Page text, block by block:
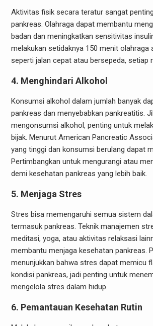
Aktivitas fisik secara teratur sangat
pankreas. Olahraga dapat membantu
badan dan meningkatkan sensitivitas
melakukan setidaknya 150 menit olahraga
seperti jalan cepat atau bersepeda, setiap
4. Menghindari Alkohol
Konsumsi alkohol dalam jumlah banyak
pankreas dan menyebabkan pankreatitis.
mengonsumsi alkohol, penting untuk
bijak. Menurut American Pancreatic
yang tinggi dan konsumsi berulang dapat
Pertimbangkan untuk mengurangi atau
demi kesehatan pankreas yang lebih baik.
5. Menjaga Stres
Stres bisa memengaruhi semua sistem
termasuk pankreas. Teknik manajemen
meditasi, yoga, atau aktivitas relaksasi
membantu menjaga kesehatan pankreas.
menunjukkan bahwa stres dapat memicu
kondisi pankreas, jadi penting untuk
mengelola stres dalam hidup.
6. Pemantauan Kesehatan Rutin